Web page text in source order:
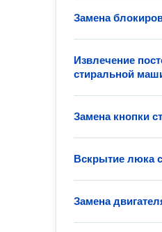
Замена
Извлечение
стиральной
Замена кнопки
Вскрытие люка
Замена